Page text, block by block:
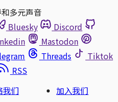
多元声音
Bluesky
Discord
Mastodon
Threads
Tiktok
RSS
我们
加入我们